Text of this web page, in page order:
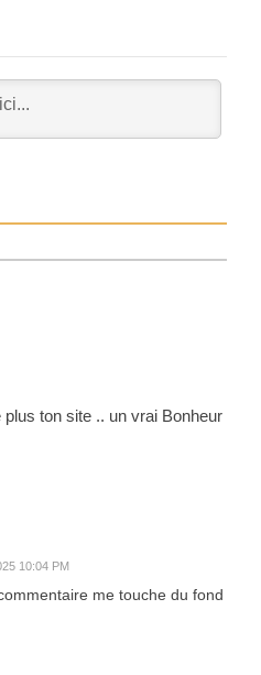
ton site .. un vrai Bonheur
10:04 PM
me touche du fond